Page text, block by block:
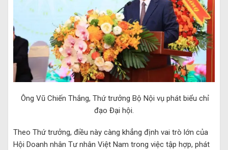
Ông Vũ Chiến Thắng, Thứ trưởng Bộ Nội vụ phát biểu chỉ
đạo Đại hội.
Theo Thứ trưởng, điều này càng khẳng định vai trò lớn của
Hội Doanh nhân Tư nhân Việt Nam trong việc tập hợp, phát